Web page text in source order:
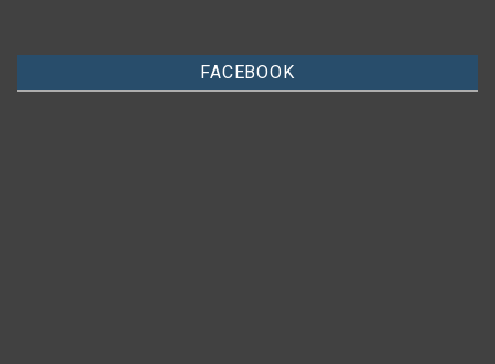
FACEBOOK